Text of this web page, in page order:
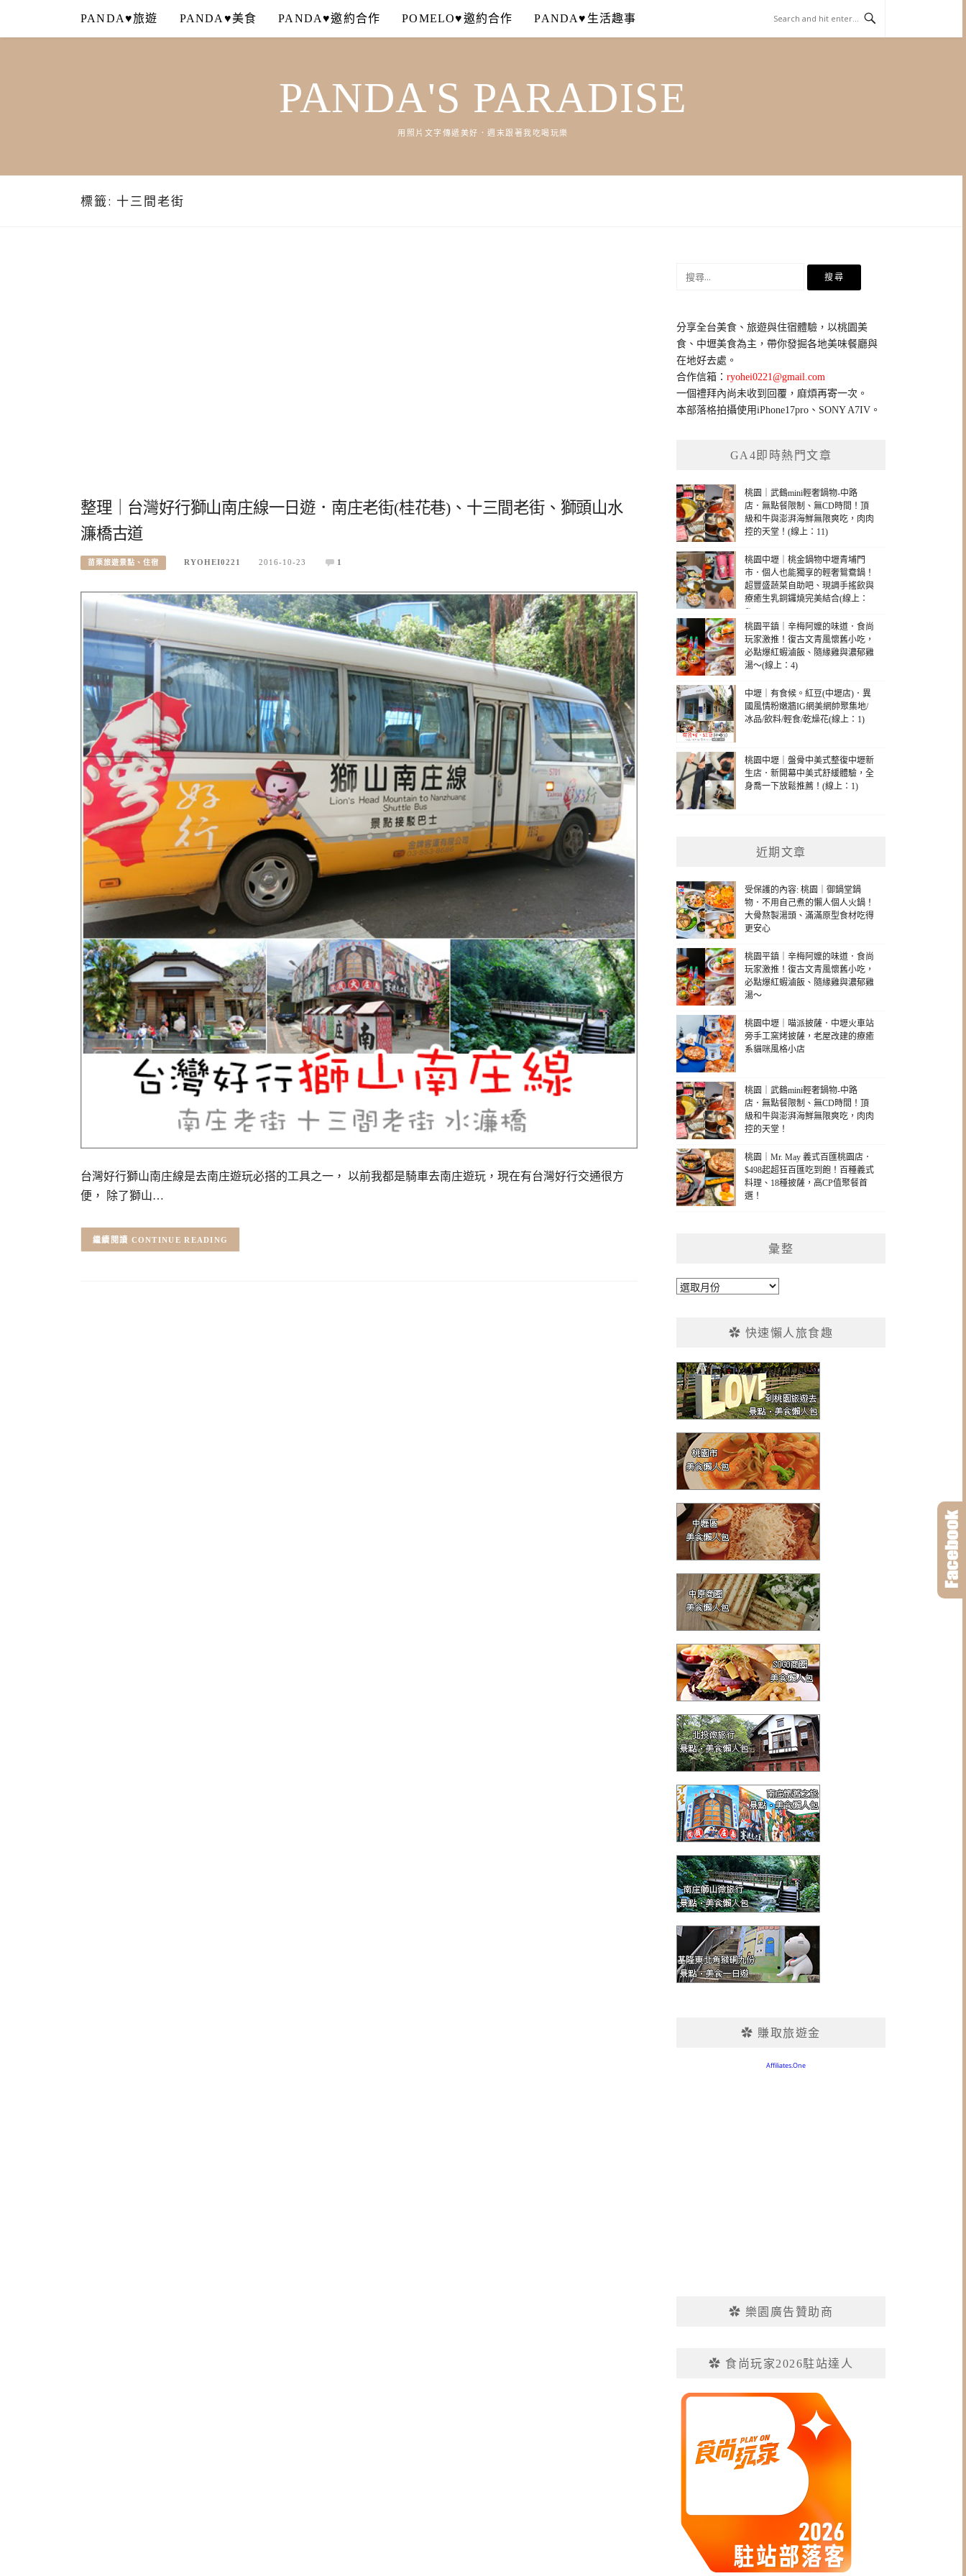
content
PANDA♥旅遊 PANDA♥美食 PANDA♥邀約合作 POMELO♥邀約合作 PANDA♥生活趣事
PANDA'S PARADISE
用照片文字傳遞美好．週末跟著我吃喝玩樂
標籤: 十三間老街
整理｜台灣好行獅山南庄線一日遊．南庄老街(桂花巷)、十三間老街、獅頭山水
濂橋古道
苗栗旅遊景點、住宿 RYOHEI0221 2016-10-23 1
台灣好行獅山南庄線是去南庄遊玩必搭的工具之一， 以前我都是騎車去南庄遊玩，現在有台灣好行交通很方
便， 除了獅山…
CONTINUE READING
鍵
字:
分享全台美食、旅遊與住宿體驗，以桃園美
食、中壢美食為主，帶你發掘各地美味餐廳與
在地好去處。
合作信箱：ryohei0221@gmail.com
一個禮拜內尚未收到回覆，麻煩再寄一次。
本部落格拍攝使用iPhone17pro、SONY A7IV。
GA4即時熱門文章
桃園｜武鶴mini輕奢鍋物-中路
店．無點餐限制、無CD時間！頂
級和牛與澎湃海鮮無限爽吃，肉肉
控的天堂！(線上：11)
桃園中壢｜桃金鍋物中壢青埔門
市．個人也能獨享的輕奢鴛鴦鍋！
超豐盛蔬菜自助吧、現調手搖飲與
療癒生乳銅鑼燒完美結合(線上：
6)
桃園平鎮｜辛梅阿嬤的味道．食尚
玩家激推！復古文青風懷舊小吃，
必點爆紅蝦滷飯、隨緣雞與濃郁雞
湯～(線上：4)
中壢｜有食候。紅豆(中壢店)．異
國風情粉嫩牆IG網美網帥聚集地/
冰品/飲料/輕食/乾燥花(線上：1)
桃園中壢｜盤骨中美式整復中壢新
生店．新開幕中美式舒緩體驗，全
身喬一下放鬆推薦！(線上：1)
近期文章
受保護的內容: 桃園｜御鍋堂鍋
物．不用自己煮的懶人個人火鍋！
大骨熬製湯頭、滿滿原型食材吃得
更安心
桃園平鎮｜辛梅阿嬤的味道．食尚
玩家激推！復古文青風懷舊小吃，
必點爆紅蝦滷飯、隨緣雞與濃郁雞
湯～
桃園中壢｜喵派披薩．中壢火車站
旁手工窯烤披薩，老屋改建的療癒
系貓咪風格小店
桃園｜武鶴mini輕奢鍋物-中路
店．無點餐限制、無CD時間！頂
級和牛與澎湃海鮮無限爽吃，肉肉
控的天堂！
桃園｜Mr. May 義式百匯桃園店．
$498起超狂百匯吃到飽！百種義式
料理、18種披薩，高CP值聚餐首
選！
彙整
彙
✿ 快速懶人旅食趣
✿ 賺取旅遊金
✿ 樂園廣告贊助商
✿ 食尚玩家2026駐站達人